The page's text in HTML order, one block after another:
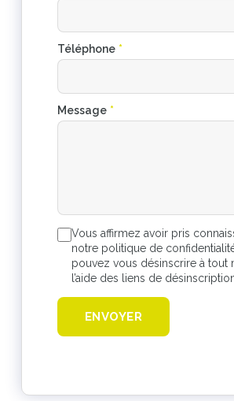
Téléphone *
Message *
Vous affirmez avoir pris
notre politique de
pouvez vous désinscrire à tout
l’aide des liens de
ENVOYER